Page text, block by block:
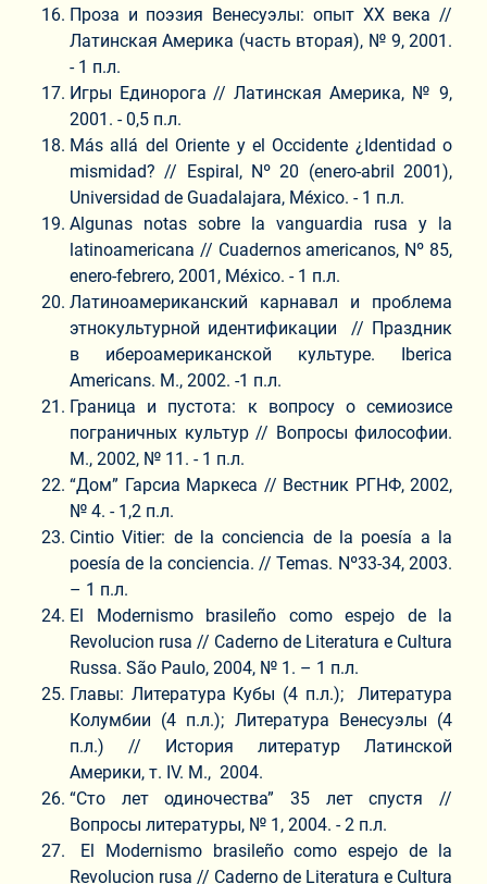
Проза и поэзия Венесуэлы: опыт ХХ века //
Латинская Америка (часть вторая), № 9, 2001.
- 1 п.л.
Игры Единорога // Латинская Америка, № 9,
2001. - 0,5 п.л.
Más allá del Oriente y el Occidente ¿Identidad o
mismidad? // Espiral, Nº 20 (enero-abril 2001),
Universidad de Guadalajara, México. - 1 п.л.
Algunas notas sobre la vanguardia rusa y la
latinoamericana // Cuadernos americanos, Nº 85,
enero-febrero, 2001, México. - 1 п.л.
Латиноамериканский карнавал и проблема
этнокультурной идентификации // Праздник
в ибероамериканской культуре. Iberica
Americans. М., 2002. -1 п.л.
Граница и пустота: к вопросу о семиозисе
пограничных культур // Вопросы философии.
М., 2002, № 11. - 1 п.л.
“Дом” Гарсиа Маркеса // Вестник РГНФ, 2002,
№ 4. - 1,2 п.л.
Cintio Vitier: de la conciencia de la poesía a la
poesía de la conciencia. // Temas. Nº33-34, 2003.
– 1 п.л.
El Modernismo brasileño como espejo de la
Revolucion rusa // Сaderno de Literatura e Cultura
Russa. São Paulo, 2004, № 1. – 1 п.л.
Главы: Литература Кубы (4 п.л.); Литература
Колумбии (4 п.л.); Литература Венесуэлы (4
п.л.) // История литератур Латинской
Америки, т. IV. М., 2004.
“Сто лет одиночества” 35 лет спустя //
Вопросы литературы, № 1, 2004. - 2 п.л.
El Modernismo brasileño como espejo de la
Revolucion rusa // Сaderno de Literatura e Cultura